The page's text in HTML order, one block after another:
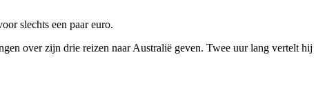
slechts een paar euro.
over zijn drie reizen naar Australië geven. Twee uur lang vertelt hij